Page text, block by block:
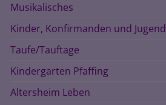
Musikalisches
Kinder, Konfirmanden und Jugend
Taufe/Tauftage
Kindergarten Pfaffing
Altersheim Leben